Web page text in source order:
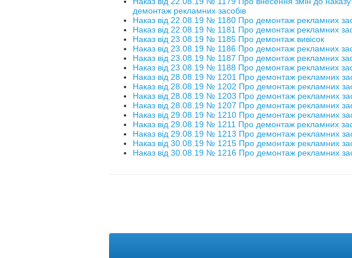
демонтаж рекламних засобів
Наказ від 22.08.19 № 1180 Про демонтаж рекламних
Наказ від 22.08.19 № 1181 Про демонтаж рекламних
Наказ від 23.08.19 № 1185 Про демонтаж вивісок
Наказ від 23.08.19 № 1186 Про демонтаж рекламних
Наказ від 23.08.19 № 1187 Про демонтаж рекламних
Наказ від 23.08.19 № 1188 Про демонтаж рекламних
Наказ від 28.08.19 № 1201 Про демонтаж рекламних
Наказ від 28.08.19 № 1202 Про демонтаж рекламних
Наказ від 28.08.19 № 1203 Про демонтаж рекламних
Наказ від 28.08.19 № 1207 Про демонтаж рекламних
Наказ від 29.08.19 № 1210 Про демонтаж рекламних
Наказ від 29.08.19 № 1211 Про демонтаж рекламних
Наказ від 29.08.19 № 1213 Про демонтаж рекламних
Наказ від 30.08.19 № 1215 Про демонтаж рекламних
Наказ від 30.08.19 № 1216 Про демонтаж рекламних